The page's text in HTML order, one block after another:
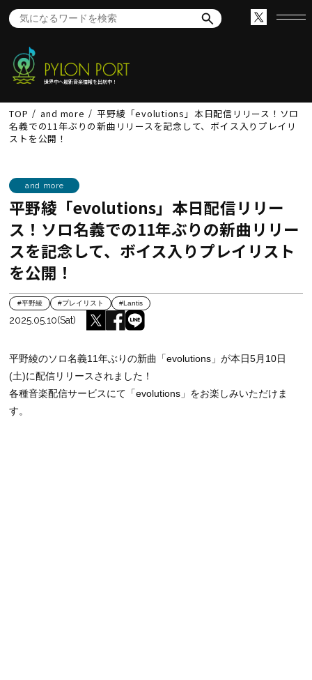
世界中へ最新音楽情報を出航中！
TOP and more
平野綾「evolutions」本日配信リリース！ソロ
名義での11年ぶりの新曲リリースを記念して、ボイス入りプレイリ
ストを公開！
and more
平野綾「evolutions」本日配信リリー
ス！ソロ名義での11年ぶりの新曲リリー
スを記念して、ボイス入りプレイリスト
を公開！
#平野綾 #プレイリスト #Lantis
2025.05.10(Sat)
平野綾のソロ名義11年ぶりの新曲「evolutions」が本日5月10日
(土)に配信リリースされました！
各種音楽配信サービスにて「evolutions」をお楽しみいただけま
す。